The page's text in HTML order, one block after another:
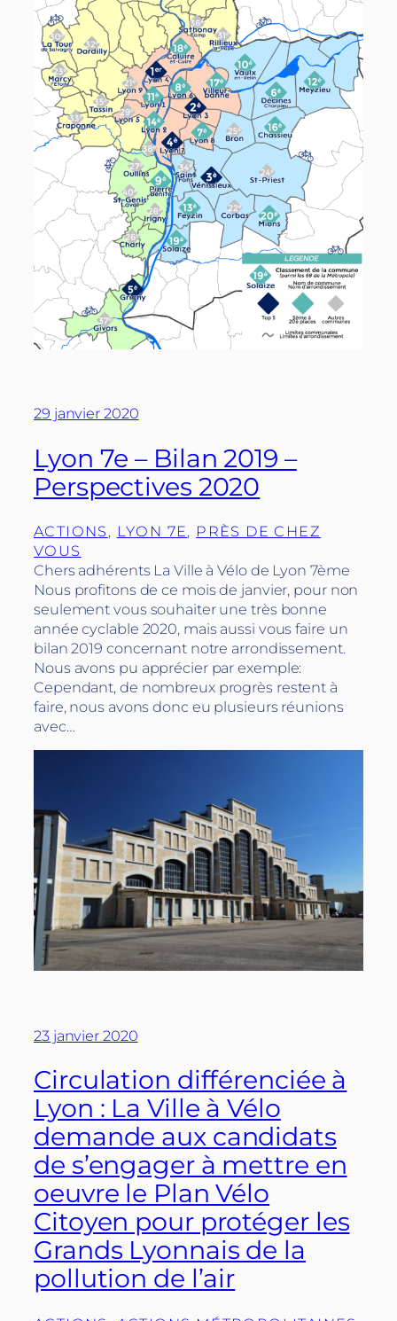
29 janvier 2020
Lyon 7e – Bilan 2019 –
Perspectives 2020
ACTIONS , LYON 7E, PRÈS DE CHEZ
VOUS
Chers adhérents La Ville à Vélo de Lyon 7ème
Nous profitons de ce mois de janvier, pour non
seulement vous souhaiter une très bonne
année cyclable 2020, mais aussi vous faire un
bilan 2019 concernant notre arrondissement.
Nous avons pu apprécier par exemple:
Cependant, de nombreux progrès restent à
faire, nous avons donc eu plusieurs réunions
avec…
23 janvier 2020
Circulation différenciée à
Lyon : La Ville à Vélo
demande aux candidats
de s’engager à mettre en
oeuvre le Plan Vélo
Citoyen pour protéger les
Grands Lyonnais de la
pollution de l’air